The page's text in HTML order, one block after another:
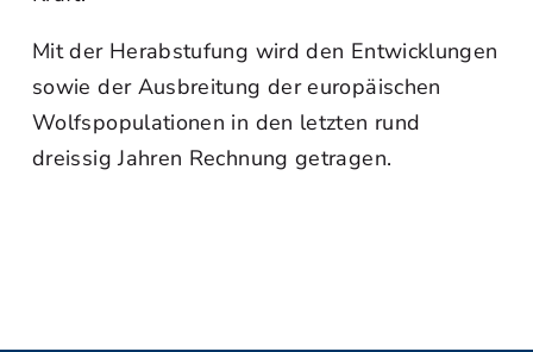
Mit der Herabstufung wird den Entwicklungen
sowie der Ausbreitung der europäischen
Wolfspopulationen in den letzten rund
dreissig Jahren Rechnung getragen.